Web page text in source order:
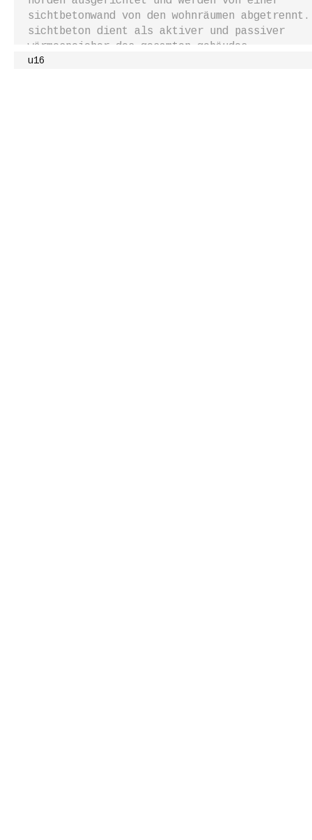
sichtbetonwand von den wohnräumen
sichtbeton dient als aktiver und passiver
wärmespeicher des gesamten gebäudes.
foto: christoph kraneburg
u16